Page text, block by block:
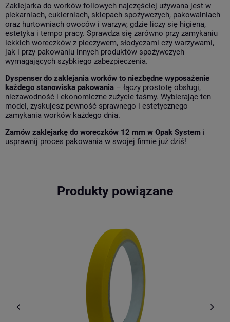
Zaklejarka do worków foliowych najczęściej używana jest w
piekarniach, cukierniach, sklepach spożywczych, pakowalniach
oraz hurtowniach owoców i warzyw, gdzie liczy się higiena,
estetyka i tempo pracy. Sprawdza się zarówno przy zamykaniu
lekkich woreczków z pieczywem, słodyczami czy warzywami,
jak i przy pakowaniu innych produktów spożywczych
wymagających szybkiego zabezpieczenia.
Dyspenser do zaklejania worków to niezbędne wyposażenie
każdego stanowiska pakowania – łączy prostotę obsługi,
niezawodność i ekonomiczne zużycie taśmy. Wybierając ten
model, zyskujesz pewność sprawnego i estetycznego
zamykania worków każdego dnia.
Zamów zaklejarkę do woreczków 12 mm w Opak System i
usprawnij proces pakowania w swojej firmie już dziś!
Produkty powiązane